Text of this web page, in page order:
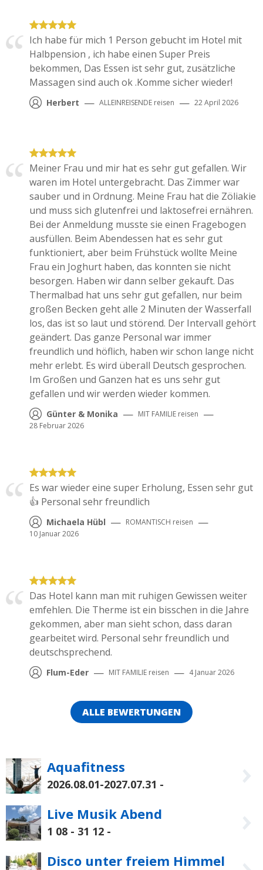
Ich habe für mich 1 Person gebucht im Hotel mit
Halbpension , ich habe einen Super Preis
bekommen, Das Essen ist sehr gut, zusätzliche
Massagen sind auch ok .Komme sicher wieder!
Herbert — ALLEINREISENDE reisen — 22 April 2026
Meiner Frau und mir hat es sehr gut gefallen. Wir
waren im Hotel untergebracht. Das Zimmer war
sauber und in Ordnung. Meine Frau hat die Zöliakie
und muss sich glutenfrei und laktosefrei ernähren.
Bei der Anmeldung musste sie einen Fragebogen
ausfüllen. Beim Abendessen hat es sehr gut
funktioniert, aber beim Frühstück wollte Meine
Frau ein Joghurt haben, das konnten sie nicht
besorgen. Haben wir dann selber gekauft. Das
Thermalbad hat uns sehr gut gefallen, nur beim
großen Becken geht alle 2 Minuten der Wasserfall
los, das ist so laut und störend. Der Intervall gehört
geändert. Das ganze Personal war immer
freundlich und höflich, haben wir schon lange nicht
mehr erlebt. Es wird überall Deutsch gesprochen.
Im Großen und Ganzen hat es uns sehr gut
gefallen und wir werden wieder kommen.
Günter & Monika — MIT FAMILIE reisen —
28 Februar 2026
Es war wieder eine super Erholung, Essen sehr gut
👍 Personal sehr freundlich
Michaela Hübl — ROMANTISCH reisen —
10 Januar 2026
Das Hotel kann man mit ruhigen Gewissen weiter
emfehlen. Die Therme ist ein bisschen in die Jahre
gekommen, aber man sieht schon, dass daran
gearbeitet wird. Personal sehr freundlich und
deutschsprechend.
Flum-Eder — MIT FAMILIE reisen — 4 Januar 2026
ALLE BEWERTUNGEN
Aquafitness
2026.08.01-2027.07.31 -
Live Musik Abend
1 08 - 31 12 -
Disco unter freiem Himmel